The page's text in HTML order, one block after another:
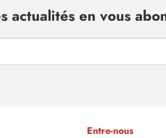
actualités en vous
Entre-nous